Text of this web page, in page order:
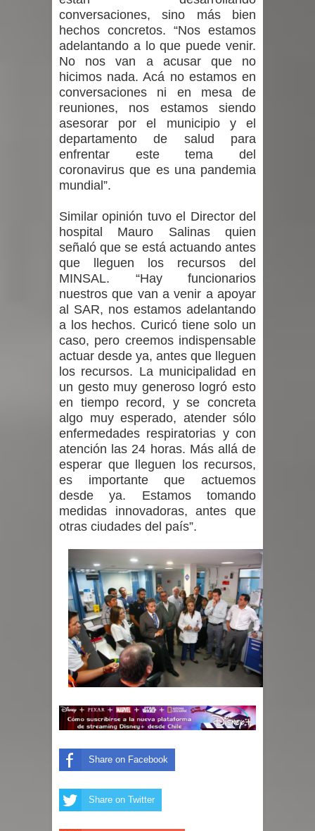
conversaciones, sino más bien
hechos concretos. “Nos estamos
adelantando a lo que puede venir.
No nos van a acusar que no
hicimos nada. Acá no estamos en
conversaciones ni en mesa de
reuniones, nos estamos siendo
asesorar por el municipio y el
departamento de salud para
enfrentar este tema del
coronavirus que es una pandemia
mundial”.
Similar opinión tuvo el Director del
hospital Mauro Salinas quien
señaló que se está actuando antes
que lleguen los recursos del
MINSAL. “Hay funcionarios
nuestros que van a venir a apoyar
al SAR, nos estamos adelantando
a los hechos. Curicó tiene solo un
caso, pero creemos indispensable
actuar desde ya, antes que lleguen
los recursos. La municipalidad en
un gesto muy generoso logró esto
en tiempo record, y se concreta
algo muy esperado, atender sólo
enfermedades respiratorias y con
atención las 24 horas. Más allá de
esperar que lleguen los recursos,
es importante que actuemos
desde ya. Estamos tomando
medidas innovadoras, antes que
otras ciudades del país”.
Share on Facebook
Share on Twitter